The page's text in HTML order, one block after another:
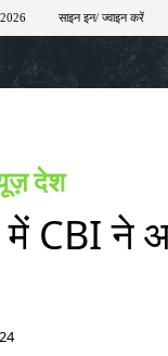
साइन इन/ ज्वाइन करें
चुनाव खेल
देश
CBI ने